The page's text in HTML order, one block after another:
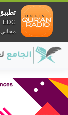
EDC
مجانيundefined